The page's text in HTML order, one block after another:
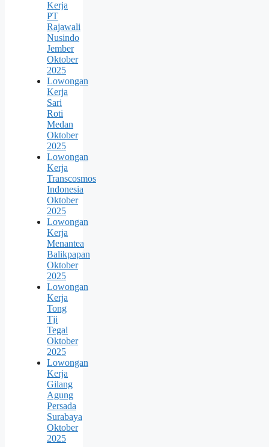
Kerja
PT
Rajawali
Nusindo
Jember
Oktober
2025
Lowongan
Kerja
Sari
Roti
Medan
Oktober
2025
Lowongan
Kerja
Transcosmos
Indonesia
Oktober
2025
Lowongan
Kerja
Menantea
Balikpapan
Oktober
2025
Lowongan
Kerja
Tong
Tji
Tegal
Oktober
2025
Lowongan
Kerja
Gilang
Agung
Persada
Surabaya
Oktober
2025